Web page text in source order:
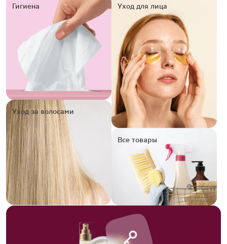
Гигиена
Уход за волосами
Уход для лица
Все товары